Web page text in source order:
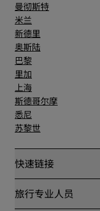
曼彻斯特
米兰
新德里
奥斯陆
巴黎
里加
上海
斯德哥尔摩
悉尼
苏黎世
快速链接
丽赏会
旅行专业人员